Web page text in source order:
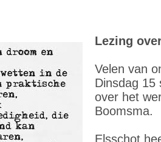
Lezing
Velen van
Dinsdag 15
over het
Boomsma.
Elsschot